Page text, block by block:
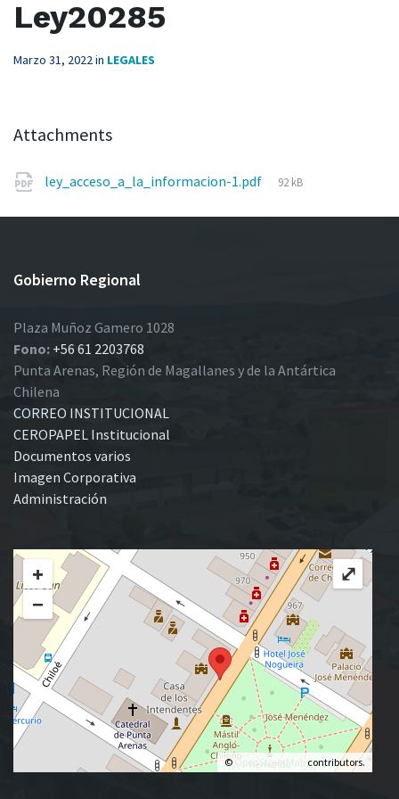
Ley20285
Marzo 31, 2022in LEGALES
Attachments
ley_acceso_a_la_informacion-1.pdf
File
92 kB
Gobierno Regional
Plaza Muñoz Gamero 1028
Fono: +56 61 2203768
Punta Arenas, Región de Magallanes y de la Antártica
Chilena
CORREO INSTITUCIONAL
CEROPAPEL Institucional
Documentos varios
Imagen Corporativa
Administración
+
−
© OpenStreetMap contributors.
⤢